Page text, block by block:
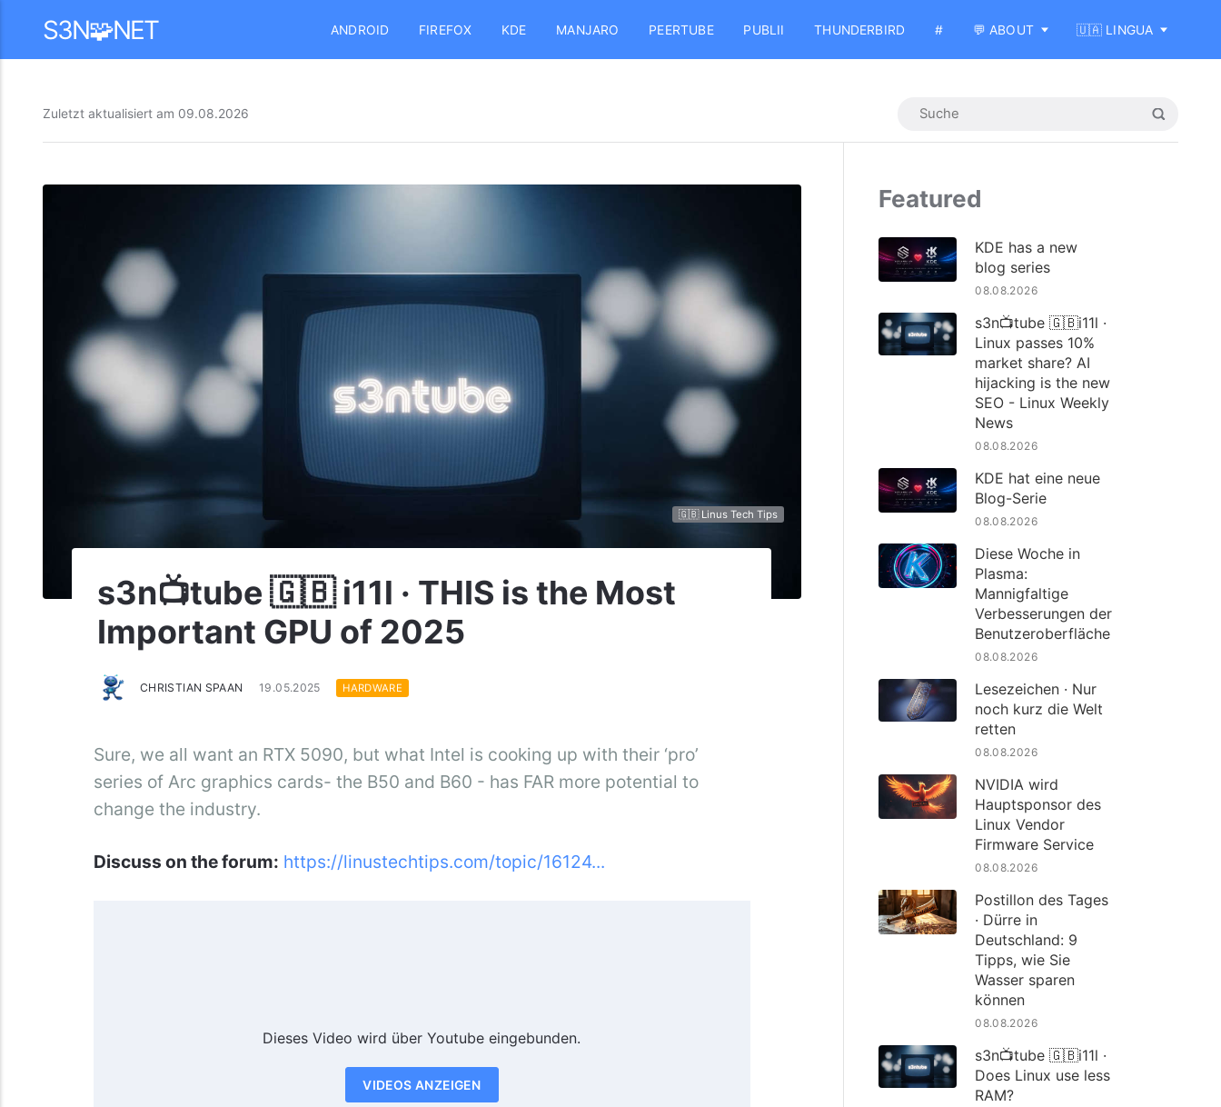
S3N🧩NET ANDROID FIREFOX KDE MANJARO PEERTUBE PUBLII THUNDERBIRD # 💬 ABOUT 🇺🇦 LINGUA
Zuletzt aktualisiert am 09.08.2026
🇬🇧 Linus Tech Tips
s3n📺tube 🇬🇧 i11l · THIS is the Most
Important GPU of 2025
CHRISTIAN SPAAN 19.05.2025 HARDWARE
Sure, we all want an RTX 5090, but what Intel is cooking up with their ‘pro’
series of Arc graphics cards- the B50 and B60 - has FAR more potential to
change the industry.
Discuss on the forum: https://linustechtips.com/topic/16124...
Dieses Video wird über Youtube eingebunden.
VIDEOS ANZEIGEN
Featured
KDE has a new
blog series
08.08.2026
s3n📺tube 🇬🇧i11l ·
Linux passes 10%
market share? AI
hijacking is the new
SEO - Linux Weekly
News
08.08.2026
KDE hat eine neue
Blog-Serie
08.08.2026
Diese Woche in
Plasma:
Mannigfaltige
Verbesserungen der
Benutzeroberfläche
08.08.2026
Lesezeichen · Nur
noch kurz die Welt
retten
08.08.2026
NVIDIA wird
Hauptsponsor des
Linux Vendor
Firmware Service
08.08.2026
Postillon des Tages
· Dürre in
Deutschland: 9
Tipps, wie Sie
Wasser sparen
können
08.08.2026
s3n📺tube 🇬🇧i11l ·
Does Linux use less
RAM?